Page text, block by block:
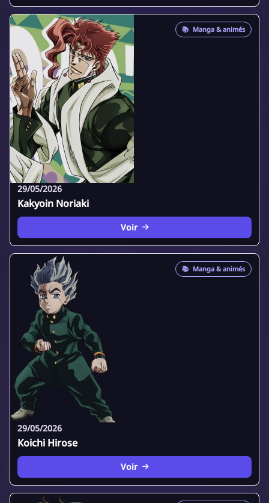
📚 Manga & animés
29/05/2026
Kakyoin Noriaki
Voir
📚 Manga & animés
29/05/2026
Koichi Hirose
Voir